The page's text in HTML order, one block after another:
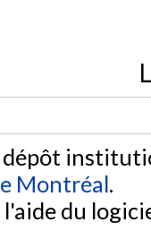
Montréal.
l'aide du